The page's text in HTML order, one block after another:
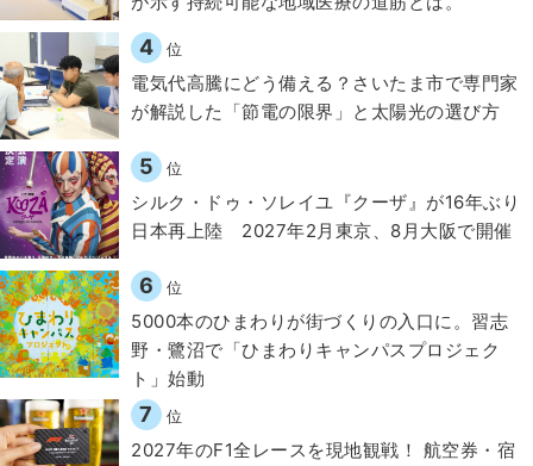
4 位
電気代高騰にどう備える？さいたま市で専門家
が解説した「節電の限界」と太陽光の選び方
5 位
シルク・ドゥ・ソレイユ『クーザ』が16年ぶり
日本再上陸 2027年2月東京、8月大阪で開催
6 位
5000本のひまわりが街づくりの入口に。習志
野・鷺沼で「ひまわりキャンパスプロジェク
ト」始動
7 位
2027年のF1全レースを現地観戦！ 航空券・宿